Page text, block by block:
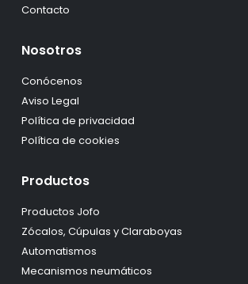
Contacto
Nosotros
Conócenos
Aviso Legal
Política de privacidad
Política de cookies
Productos
Productos Jofo
Zócalos, Cúpulas y Claraboyas
Automatismos
Mecanismos neumáticos